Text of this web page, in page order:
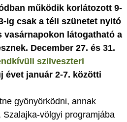
működik korlátozott 9-
ig csak a téli szünetet nyitó
vasárnapokon látogatható a
December 27. és 31.
szilveszteri
évet január 2-7. közötti
gyönyörködni, annak
völgyi programjába